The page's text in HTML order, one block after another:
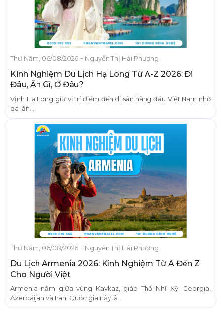
Thứ Năm, 06/08/2026 - Nguyễn Thị Hải Phượng
Kinh Nghiệm Du Lịch Hạ Long Từ A-Z 2026: Đi
Đâu, Ăn Gì, Ở Đâu?
Vịnh Hạ Long giữ vị trí điểm đến di sản hàng đầu Việt Nam nhờ
ba lần...
Thứ Năm, 06/08/2026 - Nguyễn Thị Hải Phượng
Du Lịch Armenia 2026: Kinh Nghiệm Từ A Đến Z
Cho Người Việt
Armenia nằm giữa vùng Kavkaz, giáp Thổ Nhĩ Kỳ, Georgia,
Azerbaijan và Iran. Quốc gia này là...